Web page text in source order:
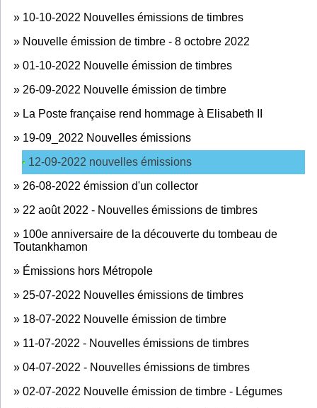
» 10-10-2022 Nouvelles émissions de timbres
» Nouvelle émission de timbre - 8 octobre 2022
» 01-10-2022 Nouvelle émission de timbres
» 26-09-2022 Nouvelle émission de timbre
» La Poste française rend hommage à Elisabeth II
» 19-09_2022 Nouvelles émissions
12-09-2022 nouvelles émissions
» 26-08-2022 émission d'un collector
» 22 août 2022 - Nouvelles émissions de timbres
» 100e anniversaire de la découverte du tombeau de
Toutankhamon
» Émissions hors Métropole
» 25-07-2022 Nouvelles émissions de timbres
» 18-07-2022 Nouvelle émission de timbre
» 11-07-2022 - Nouvelles émissions de timbres
» 04-07-2022 - Nouvelles émissions de timbres
» 02-07-2022 Nouvelle émission de timbre - Légumes